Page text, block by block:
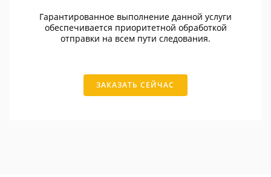
Гарантированное выполнение данной услуги
обеспечивается приоритетной обработкой
отправки на всем пути следования.
ЗАКАЗАТЬ СЕЙЧАС